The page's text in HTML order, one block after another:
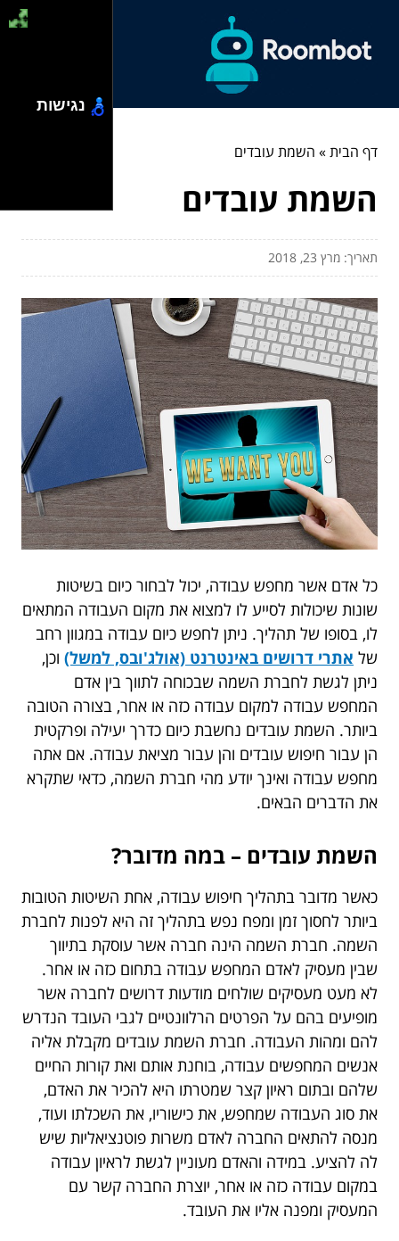
דף הבית» השמת עובדים
השמת עובדים
תאריך: מרץ 23, 2018
כל אדם אשר מחפש עבודה, יכול לבחור כיום בשיטות
שונות שיכולות לסייע לו למצוא את מקום העבודה המתאים
לו, בסופו של תהליך. ניתן לחפש כיום עבודה במגוון רחב
של אתרי דרושים באינטרנט (אולג'ובס, למשל) וכן,
ניתן לגשת לחברת השמה שבכוחה לתווך בין אדם
המחפש עבודה למקום עבודה כזה או אחר, בצורה הטובה
ביותר. השמת עובדים נחשבת כיום כדרך יעילה ופרקטית
הן עבור חיפוש עובדים והן עבור מציאת עבודה. אם אתה
מחפש עבודה ואינך יודע מהי חברת השמה, כדאי שתקרא
את הדברים הבאים.
השמת עובדים – במה מדובר?
כאשר מדובר בתהליך חיפוש עבודה, אחת השיטות הטובות
ביותר לחסוך זמן ומפח נפש בתהליך זה היא לפנות לחברת
השמה. חברת השמה הינה חברה אשר עוסקת בתיווך
שבין מעסיק לאדם המחפש עבודה בתחום כזה או אחר.
לא מעט מעסיקים שולחים מודעות דרושים לחברה אשר
מופיעים בהם על הפרטים הרלוונטיים לגבי העובד הנדרש
להם ומהות העבודה. חברת השמת עובדים מקבלת אליה
אנשים המחפשים עבודה, בוחנת אותם ואת קורות החיים
שלהם ובתום ראיון קצר שמטרתו היא להכיר את האדם,
את סוג העבודה שמחפש, את כישוריו, את השכלתו ועוד,
מנסה להתאים החברה לאדם משרות פוטנציאליות שיש
לה להציע. במידה והאדם מעוניין לגשת לראיון עבודה
במקום עבודה כזה או אחר, יוצרת החברה קשר עם
המעסיק ומפנה אליו את העובד.
נגישות